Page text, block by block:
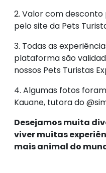
2. Valor com
pelo site da Pets
3. Todas as
plataforma são
nossos Pets Turistas
4. Algumas fotos
Kauane, tutora do
Desejamos muita
viver muitas
mais animal do